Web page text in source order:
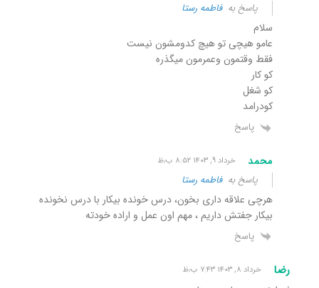
پاسخ بهفاطمه رستا
سلام
عامو هیچی تو هیچ کدومشون نیست
فقط وقتمون وعمرمون میگذره
کو کار
کو شغل
کو‌درامد
پاسخ
محمد خرداد ۹, ۱۴۰۳ ۸:۵۲ ب٫ظ
پاسخ بهفاطمه رستا
هرچی علاقه داری بخون، درس خونده بیکار با درس نخونده
بیکار جفتش داریم ، مهم اون عمل و اراده خودته
پاسخ
رضا خرداد ۸, ۱۴۰۳ ۷:۴۳ ب٫ظ